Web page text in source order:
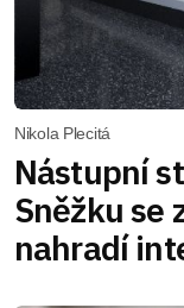
Nikola Plecitá
Nástupní
Sněžku se
nahradí